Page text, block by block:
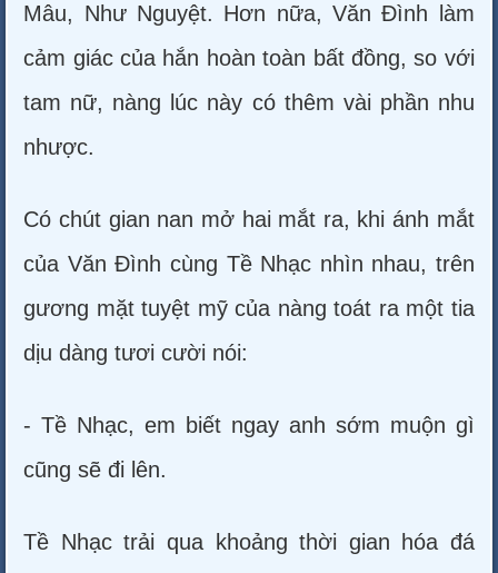
Mâu, Như Nguyệt. Hơn nữa, Văn Đình làm
cảm giác của hắn hoàn toàn bất đồng, so với
tam nữ, nàng lúc này có thêm vài phần nhu
nhược.
Có chút gian nan mở hai mắt ra, khi ánh mắt
của Văn Đình cùng Tề Nhạc nhìn nhau, trên
gương mặt tuyệt mỹ của nàng toát ra một tia
dịu dàng tươi cười nói:
- Tề Nhạc, em biết ngay anh sớm muộn gì
cũng sẽ đi lên.
Tề Nhạc trải qua khoảng thời gian hóa đá